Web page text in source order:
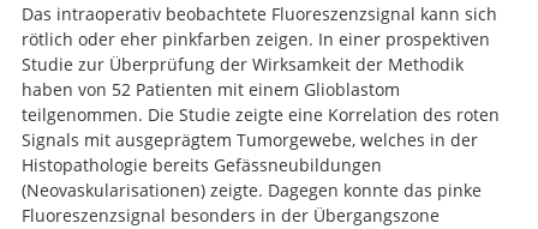
Fluorescence-guided
surgery with 5-aminolevulinic acid for resection of
malignant glioma: a randomised controlled multicentre
phase III trial.
Das intraoperativ beobachtete Fluoreszenzsignal kann sich
rötlich oder eher pinkfarben zeigen. In einer prospektiven
Studie zur Überprüfung der Wirksamkeit der Methodik
haben von 52 Patienten mit einem Glioblastom
teilgenommen. Die Studie zeigte eine Korrelation des roten
Signals mit ausgeprägtem Tumorgewebe, welches in der
Histopathologie bereits Gefässneubildungen
(Neovaskularisationen) zeigte. Dagegen konnte das pinke
Fluoreszenzsignal besonders in der Übergangszone